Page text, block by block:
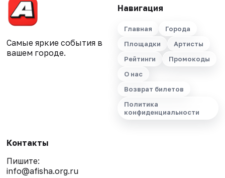
Самые яркие события в
вашем городе.
Навигация
Главная
Города
Площадки
Артисты
Рейтинги
Промокоды
О нас
Возврат билетов
Политика
конфиденциальности
Контакты
Пишите:
info@afisha.org.ru